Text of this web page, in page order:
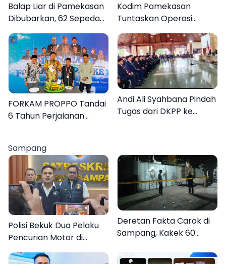
Balap Liar di Pamekasan
Dibubarkan, 62 Sepeda
Motor Diamankan
Kodim Pamekasan
Tuntaskan Operasi
Katarak Gratis, 160
Warga Kembali Melihat
Lebih Jelas
FORKAM PROPPO Tandai
6 Tahun Perjalanan
Organisasi
Andi Ali Syahbana Pindah
Tugas dari DKPP ke
Sampang
Polisi Bekuk Dua Pelaku
Pencurian Motor di
Bajrasokah Sampang
Deretan Fakta Carok di
Sampang, Kakek 60
Pria